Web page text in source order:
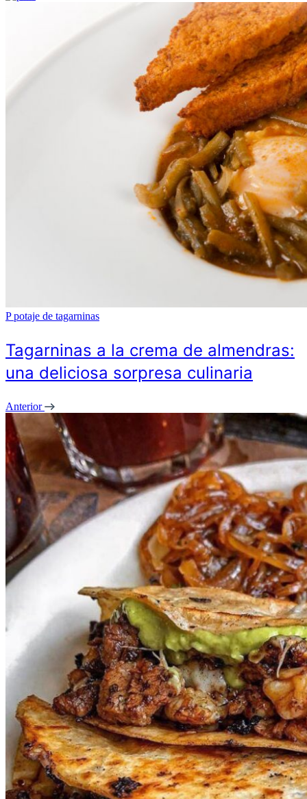
P potaje de tagarninas
Tagarninas a la crema de almendras:
una deliciosa sorpresa culinaria
Anterior